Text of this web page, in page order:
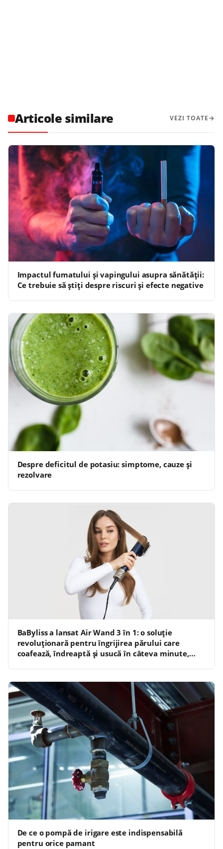
Articole similare VEZI TOATE
Impactul fumatului și vapingului asupra sănătății:
Ce trebuie să știți despre riscuri și efecte negative
Despre deficitul de potasiu: simptome, cauze și
rezolvare
BaByliss a lansat Air Wand 3 în 1: o soluție
revoluționară pentru îngrijirea părului care
coafează, îndreaptă și usucă în câteva minute,
De ce o pompă de irigare este indispensabilă
pentru orice pamant